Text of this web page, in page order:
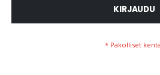
KIRJAUDU